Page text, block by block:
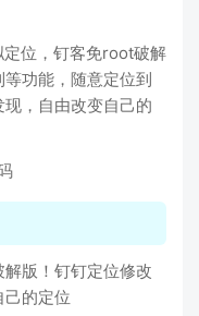
位，钉客免root破解
功能，随意定位到
，自由改变自己的
版！钉钉定位修改
的定位